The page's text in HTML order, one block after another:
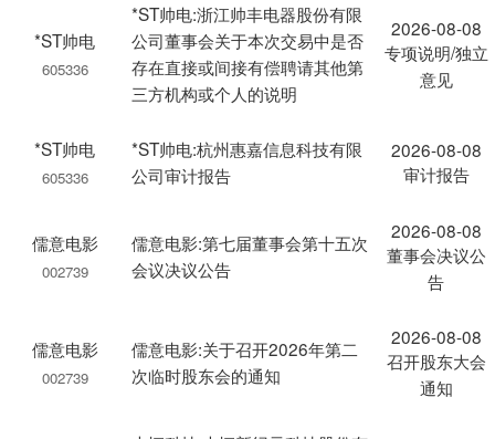
*ST帅电
605336
*ST帅电:浙江帅丰电器股份有限
公司董事会关于本次交易中是否
存在直接或间接有偿聘请其他第
三方机构或个人的说明
2026-08-08
专项说明/独立
意见
*ST帅电
605336
*ST帅电:杭州惠嘉信息科技有限
公司审计报告
2026-08-08
审计报告
儒意电影
002739
儒意电影:第七届董事会第十五次
会议决议公告
2026-08-08
董事会决议公
告
儒意电影
002739
儒意电影:关于召开2026年第二
次临时股东会的通知
2026-08-08
召开股东大会
通知